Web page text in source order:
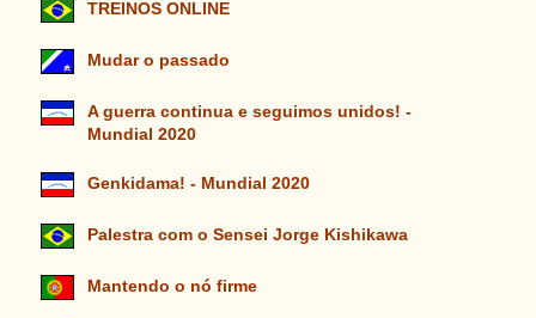
TREINOS ONLINE
Mudar o passado
A guerra continua e seguimos unidos! -
Mundial 2020
Genkidama! - Mundial 2020
Palestra com o Sensei Jorge Kishikawa
Mantendo o nó firme